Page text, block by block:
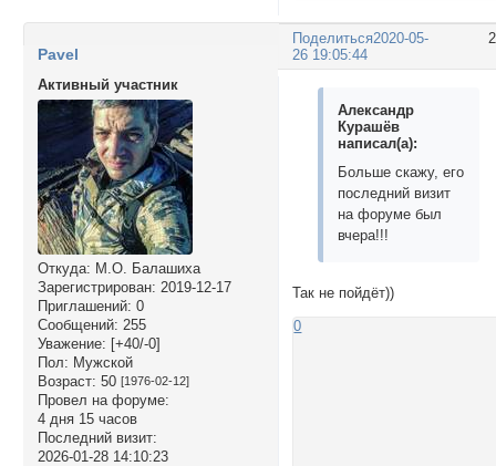
Поделиться2020-05-
26 19:05:44
Pavel
Активный участник
Откуда: М.О. Балашиха
Зарегистрирован: 2019-12-17
Приглашений: 0
Сообщений: 255
Уважение: [+40/-0]
Пол: Мужской
Возраст: 50 [1976-02-12]
Провел на форуме:
4 дня 15 часов
Последний визит:
2026-01-28 14:10:23
Александр
Курашёв
написал(а):
Больше скажу, его
последний визит
на форуме был
вчера!!!
Так не пойдёт))
0